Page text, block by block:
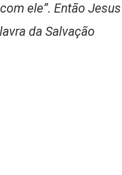
ele”. Então
da Salvação